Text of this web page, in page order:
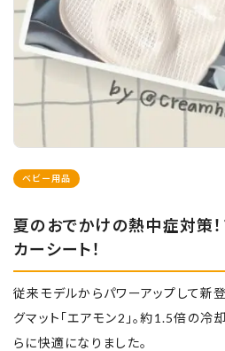
ベビー用品
夏のおでかけの熱中症対策
カーシート！
従来モデルからパワーアップして新
グマット「エアモン2」。約1.5倍の
らに快適になりました。